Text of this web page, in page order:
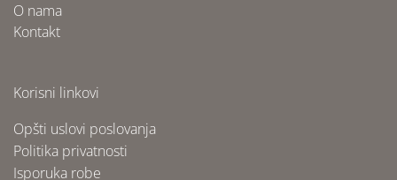
O nama
Kontakt
Korisni linkovi
Opšti uslovi poslovanja
Politika privatnosti
Isporuka robe